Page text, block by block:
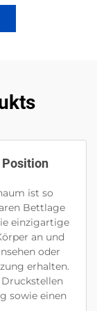
ist so
Bettlage
einzigartige
an und
oder
erhalten.
sowie einen